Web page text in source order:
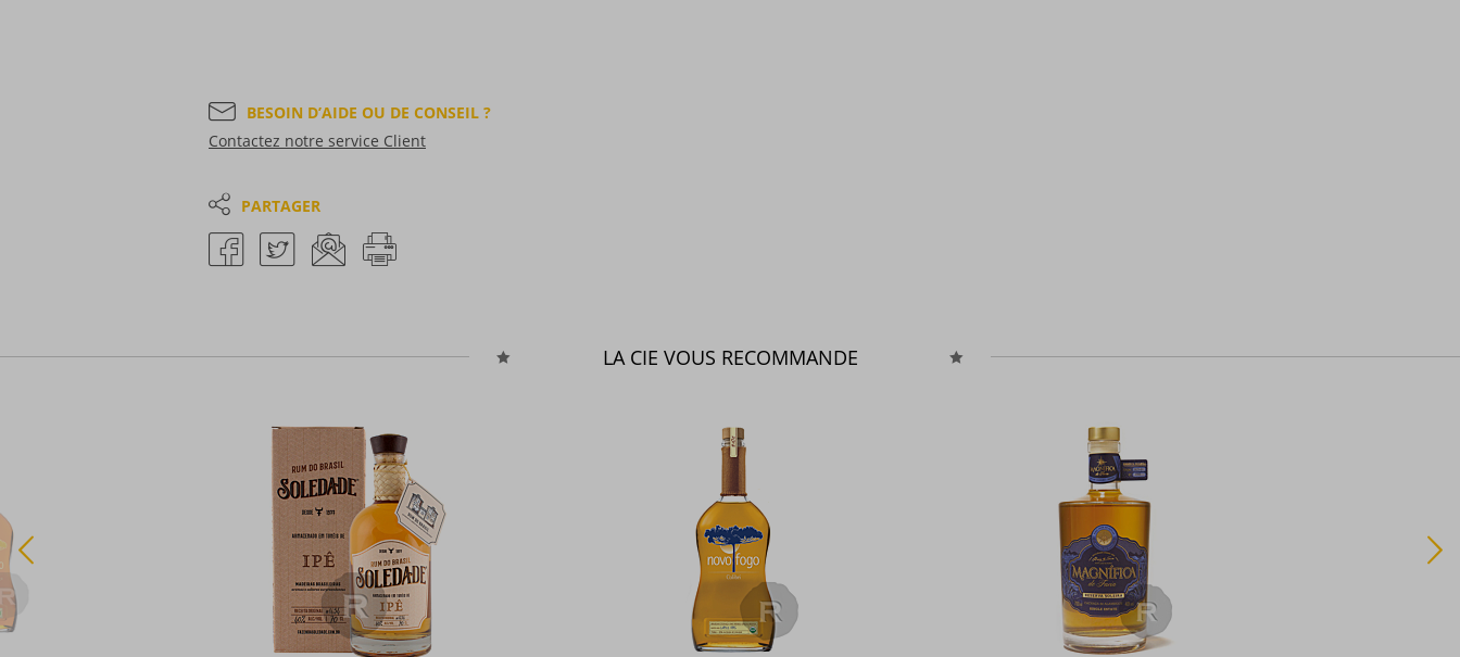
BESOIN D’AIDE OU DE CONSEIL ?
Contactez notre service Client
PARTAGER
LA CIE VOUS RECOMMANDE